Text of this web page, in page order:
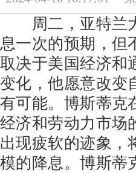
周二，亚特兰大
息一次的预期，但
取决于美国经济和
变化，他愿意改变
有可能。博斯蒂克
经济和劳动力市场
出现疲软的迹象，
模的降息。博斯蒂